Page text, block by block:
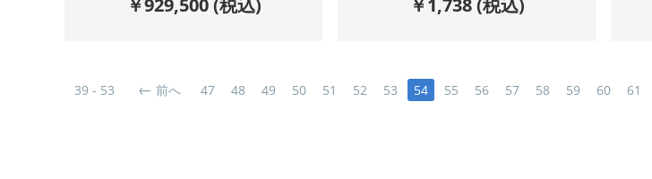
￥929,500(税込) ￥1,738(税込)
39 - 53 前へ 47 48 49 50 51 52 53 54 55 56 57 58 59 60 61